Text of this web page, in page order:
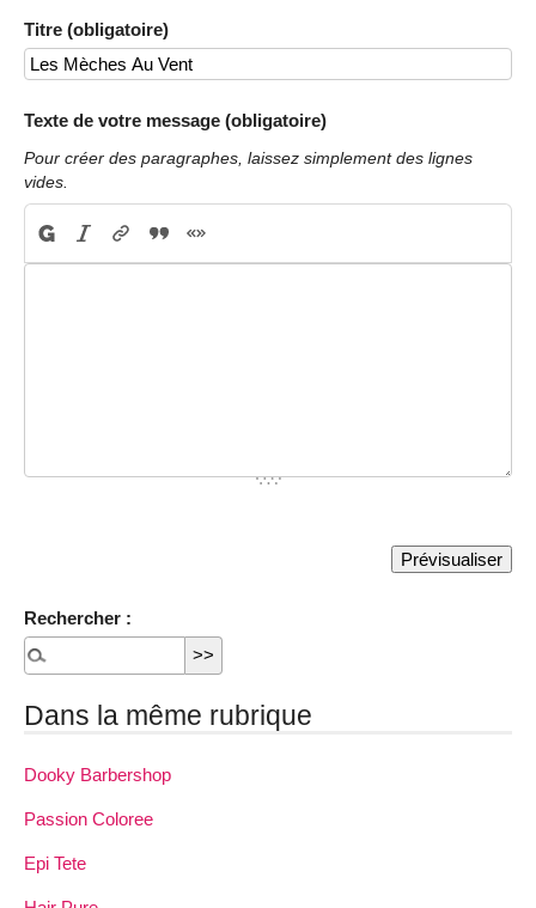
Titre (obligatoire)
Texte de votre message (obligatoire)
Pour créer des paragraphes, laissez simplement des lignes
vides.
Rechercher :
Dans la même rubrique
Dooky Barbershop
Passion Coloree
Epi Tete